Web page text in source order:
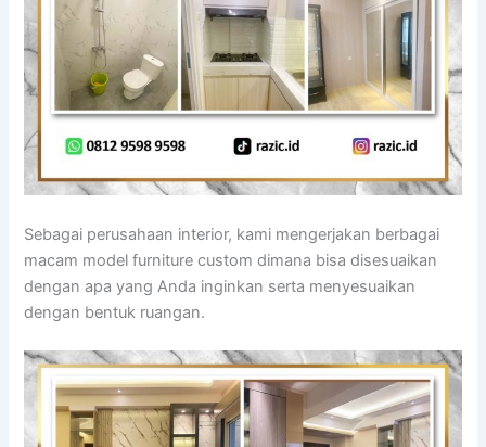
Sebagai perusahaan interior, kami mengerjakan berbagai
macam model furniture custom dimana bisa disesuaikan
dengan apa yang Anda inginkan serta menyesuaikan
dengan bentuk ruangan.